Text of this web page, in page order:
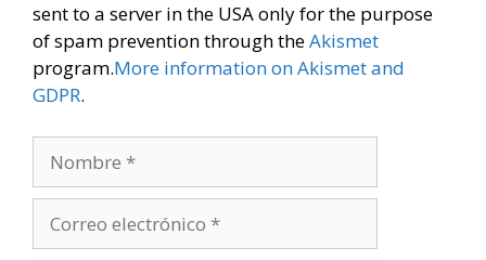
sent to a server in the USA only for the purpose
of spam prevention through theAkismet
program.More information on Akismet and
GDPR.
electrónico